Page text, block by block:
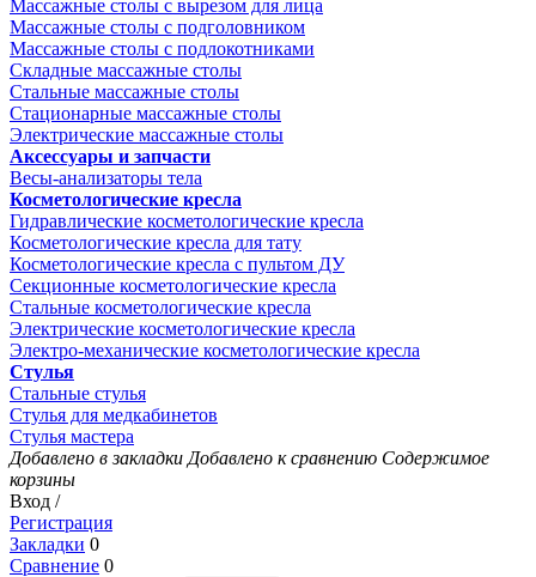
Массажные столы с вырезом для лица
Массажные столы с подголовником
Массажные столы с подлокотниками
Складные массажные столы
Стальные массажные столы
Стационарные массажные столы
Электрические массажные столы
Аксессуары и запчасти
Весы-анализаторы тела
Косметологические кресла
Гидравлические косметологические кресла
Косметологические кресла для тату
Косметологические кресла с пультом ДУ
Секционные косметологические кресла
Стальные косметологические кресла
Электрические косметологические кресла
Электро-механические косметологические кресла
Стулья
Стальные стулья
Стулья для медкабинетов
Стулья мастера
Добавлено в закладки Добавлено к сравнению Содержимое
корзины
Вход /
Регистрация
Закладки 0
Сравнение 0